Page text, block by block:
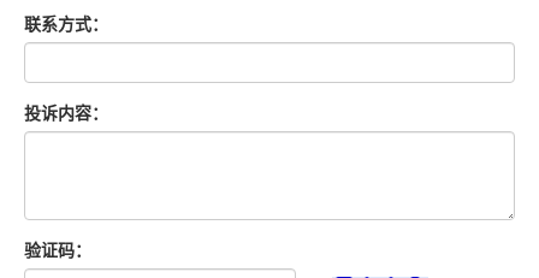
联系方式：
投诉内容：
验证码：